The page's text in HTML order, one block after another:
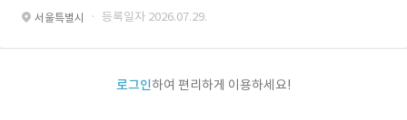
서울특별시 · 등록일자 2026.07.29.
로그인하여 편리하게 이용하세요!